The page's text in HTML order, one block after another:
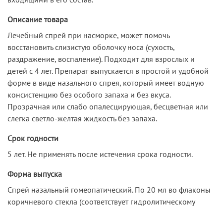
Описание товара
Лечебный спрей при насморке, может помочь
восстановить слизистую оболочку носа (сухость,
раздражение, воспаление). Подходит для взрослых и
детей с 4 лет. Препарат выпускается в простой и удобной
форме в виде назального спрея, который имеет водную
консистенцию без особого запаха и без вкуса.
Прозрачная или слабо опалесцирующая, бесцветная или
слегка светло-желтая жидкость без запаха.
Срок годности
5 лет. Не применять после истечения срока годности.
Форма выпуска
Спрей назальный гомеопатический. По 20 мл во флаконы
коричневого стекла (соответствует гидролитическому